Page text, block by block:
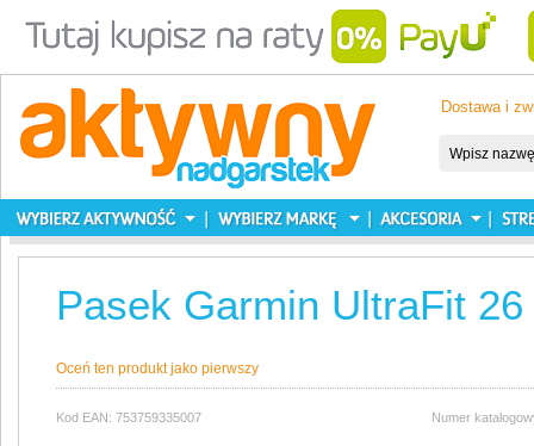
Dostawa i
Pasek Garmin UltraFit
Oceń ten produkt jako pierwszy
Kod EAN: 753759335007 Numer